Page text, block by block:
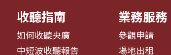
收聽指南
如何收聽央廣
中短波收聽報告
業務服務
參觀申請
場地出租